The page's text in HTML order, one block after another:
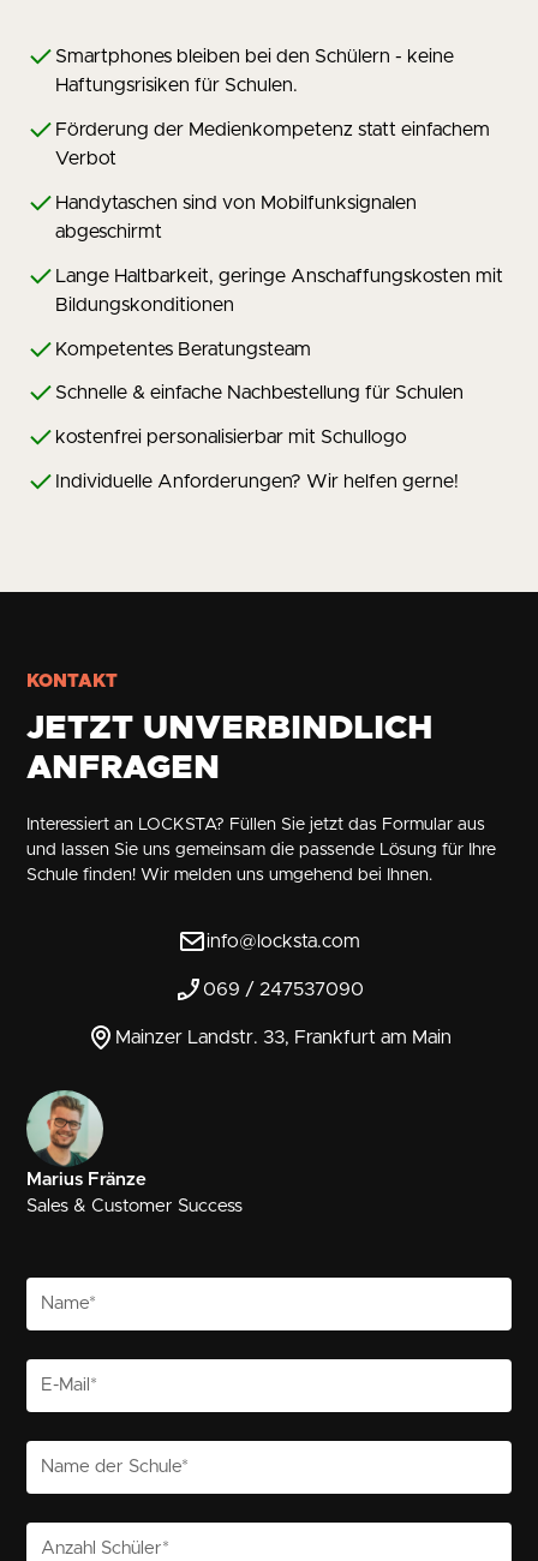
Smartphones bleiben bei den Schülern - keine
Haftungsrisiken für Schulen.
Förderung der Medienkompetenz statt einfachem
Verbot
Handytaschen sind von Mobilfunksignalen
abgeschirmt
Lange Haltbarkeit, geringe Anschaffungskosten mit
Bildungskonditionen
Kompetentes Beratungsteam
Schnelle & einfache Nachbestellung für Schulen
kostenfrei personalisierbar mit Schullogo
Individuelle Anforderungen? Wir helfen gerne!
KONTAKT
JETZT UNVERBINDLICH
ANFRAGEN
Interessiert an LOCKSTA? Füllen Sie jetzt das Formular aus
und lassen Sie uns gemeinsam die passende Lösung für Ihre
Schule finden! Wir melden uns umgehend bei Ihnen.
info@locksta.com
069 / 247537090
Mainzer Landstr. 33, Frankfurt am Main
Marius Fränze
Sales & Customer Success